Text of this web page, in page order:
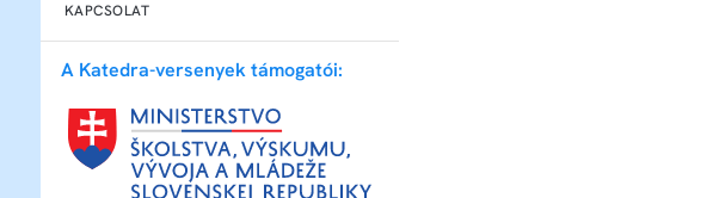
KAPCSOLAT
A Katedra-versenyek támogatói: